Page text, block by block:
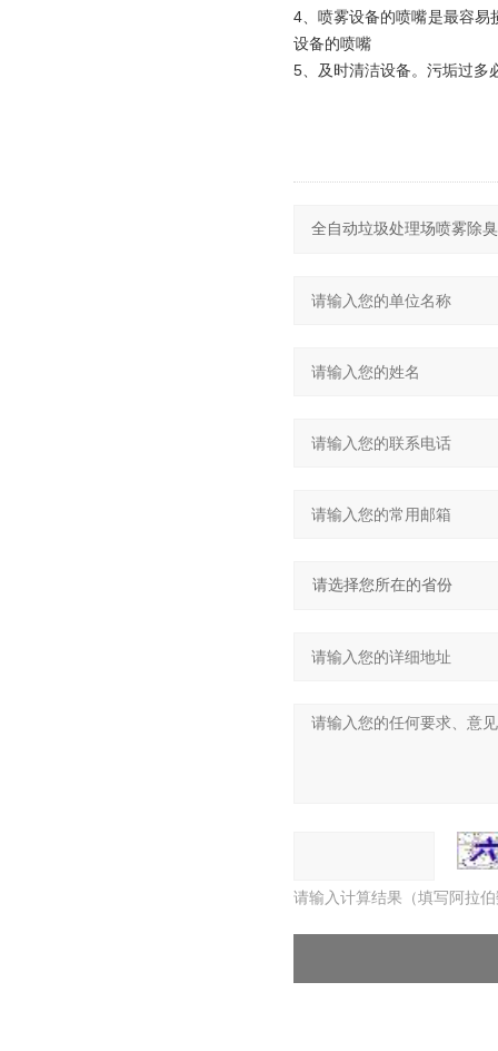
4、喷雾设备的喷嘴是最容易
设备的喷嘴
5、及时清洁设备。污垢过多
请输入计算结果（填写阿拉